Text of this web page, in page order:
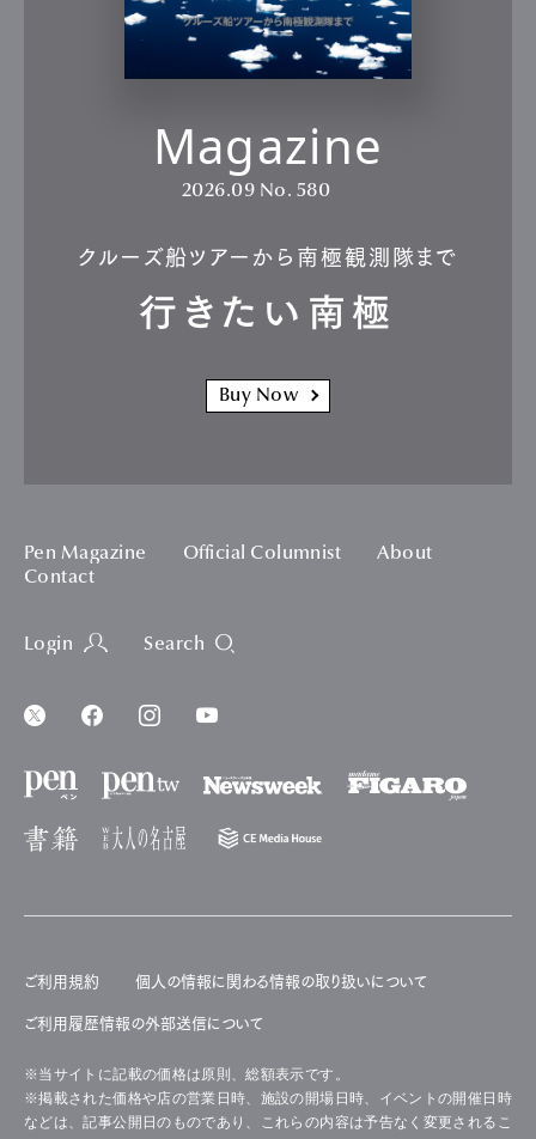
Magazine
2026.09 No. 580
クルーズ船ツアーから南極観測隊まで
行きたい南極
Buy Now
Pen Magazine Official Columnist
About
Contact
Login Search
ご利用規約 個人の情報に関わる情報の取り扱いについて
ご利用履歴情報の外部送信について
※当サイトに記載の価格は原則、総額表示です。
※掲載された価格や店の営業日時、施設の開場日時、イベントの開催日時
などは、記事公開日のものであり、これらの内容は予告なく変更されるこ